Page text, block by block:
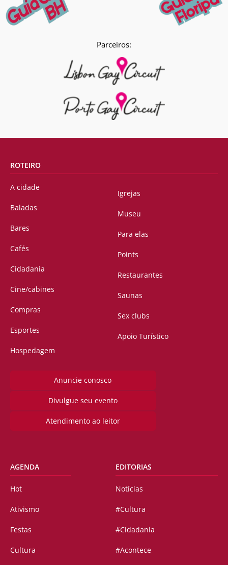
Parceiros:
ROTEIRO
A cidade
Baladas
Bares
Cafés
Cidadania
Cine/cabines
Compras
Esportes
Hospedagem
Igrejas
Museu
Para elas
Points
Restaurantes
Saunas
Sex clubs
Apoio Turístico
Anuncie conosco
Divulgue seu evento
Atendimento ao leitor
AGENDA
Hot
Ativismo
Festas
Cultura
EDITORIAS
Notícias
#Cultura
#Cidadania
#Acontece